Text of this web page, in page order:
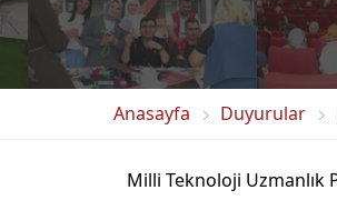
Anasayfa Duyurular
Milli Teknoloji Uzmanlık